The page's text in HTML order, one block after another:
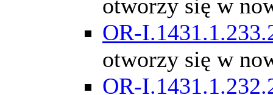
otworzy się w
OR-
otworzy się w
OR-